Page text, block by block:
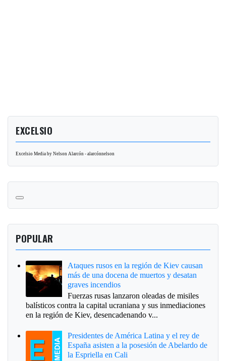
EXCELSIO
Excelsio Media by Nelson Alarcón - alarcónnelson
POPULAR
Ataques rusos en la región de Kiev causan
más de una docena de muertos y desatan
graves incendios
Fuerzas rusas lanzaron oleadas de misiles
balísticos contra la capital ucraniana y sus inmediaciones
en la región de Kiev, desencadenando v...
Presidentes de América Latina y el rey de
España asisten a la posesión de Abelardo de
la Espriella en Cali